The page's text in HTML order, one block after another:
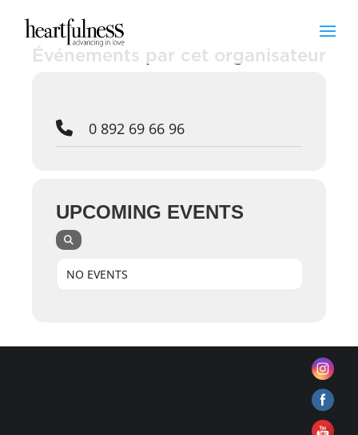
Événements par cet organisateur
0 892 69 66 96
UPCOMING EVENTS
NO EVENTS